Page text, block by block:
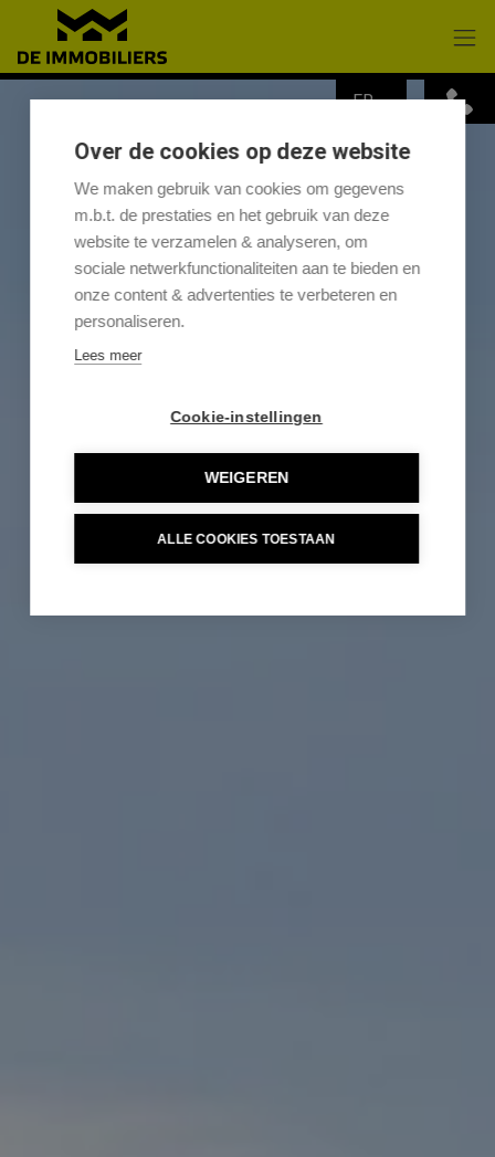
Passer le menu et aller au contenu
FR
Over de cookies op deze website
We maken gebruik van cookies om gegevens
m.b.t. de prestaties en het gebruik van deze
website te verzamelen & analyseren, om
sociale netwerkfunctionaliteiten aan te bieden en
onze content & advertenties te verbeteren en
personaliseren.
Lees meer
Cookie-instellingen
WEIGEREN
ALLE COOKIES TOESTAAN